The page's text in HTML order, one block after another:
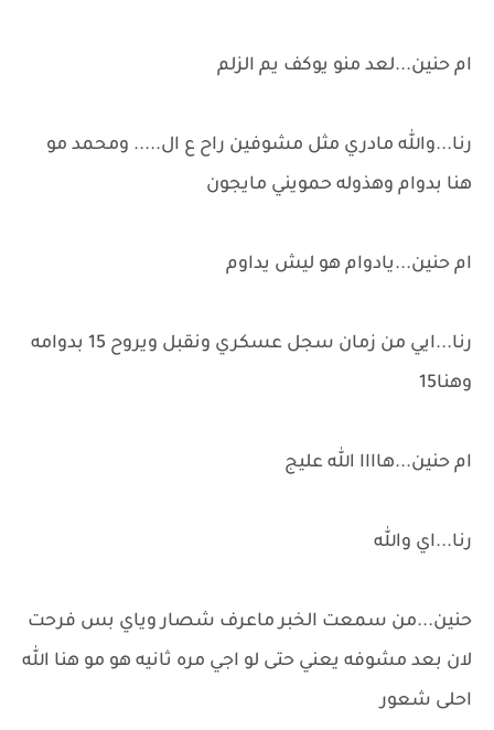
ام حنين...لعد منو يوكف يم الزلم
رنا...والله مادري مثل مشوفين راح ع ال..... ومحمد مو
هنا بدوام وهذوله حمويني مايجون
ام حنين...يادوام هو ليش يداوم
رنا...ايي من زمان سجل عسكري ونقبل ويروح 15 بدوامه
وهنا15
ام حنين...هاااا الله عليج
رنا...اي والله
حنين...من سمعت الخبر ماعرف شصار وياي بس فرحت
لان بعد مشوفه يعني حتى لو اجي مره ثانيه هو مو هنا الله
احلى شعور